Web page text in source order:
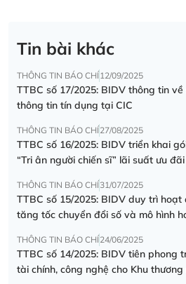
Tin bài khác
THÔNG TIN BÁO CHÍ12/09/2025
TTBC số 17/2025: BIDV thông tin
thông tin tín dụng tại CIC
THÔNG TIN BÁO CHÍ27/08/2025
TTBC số 16/2025: BIDV triển khai
“Tri ân người chiến sĩ” lãi
THÔNG TIN BÁO CHÍ31/07/2025
TTBC số 15/2025: BIDV duy trì
tăng tốc chuyển đổi số và mô hình
THÔNG TIN BÁO CHÍ24/06/2025
TTBC số 14/2025: BIDV tiên phong
tài chính, công nghệ cho Khu